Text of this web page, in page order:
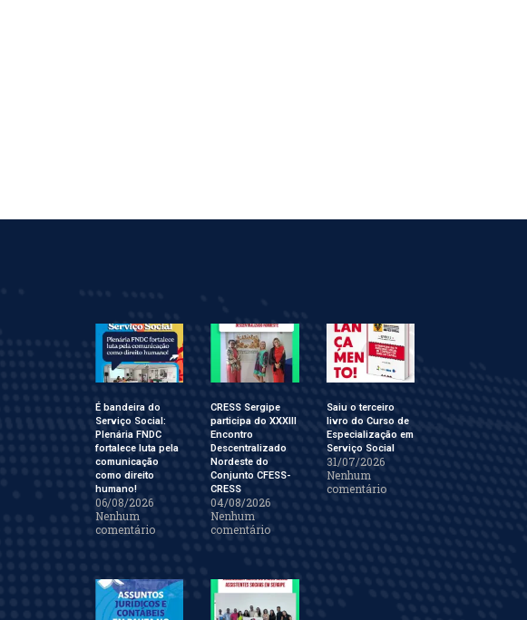
É bandeira do
Serviço Social:
Plenária FNDC
fortalece luta pela
comunicação
como direito
humano!
06/08/2026
Nenhum
comentário
CRESS Sergipe
participa do XXXIII
Encontro
Descentralizado
Nordeste do
Conjunto CFESS-
CRESS
04/08/2026
Nenhum
comentário
Saiu o terceiro
livro do Curso de
Especialização em
Serviço Social
31/07/2026
Nenhum
comentário